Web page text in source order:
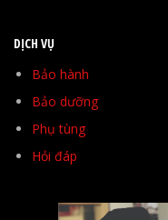
DỊCH VỤ
Bảo hành
Bảo dưỡng
Phụ tùng
Hỏi đáp